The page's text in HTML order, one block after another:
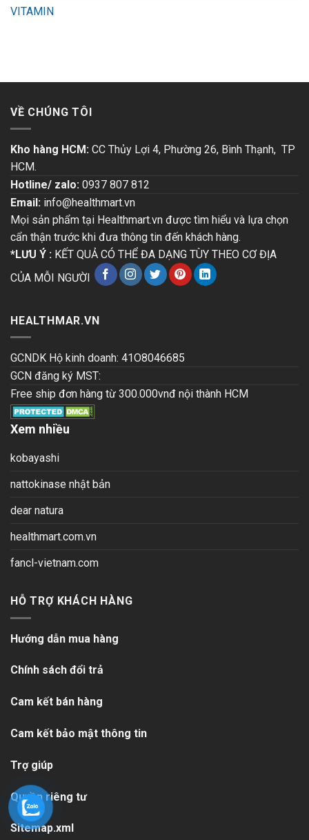
VITAMIN
VỀ CHÚNG TÔI
Kho hàng HCM: CC Thủy Lợi 4, Phường 26, Bình Thạnh, TP
HCM.
Hotline/ zalo: 0937 807 812
Email: info@healthmart.vn
Mọi sản phẩm tại Healthmart.vn được tìm hiểu và lựa chọn
cẩn thận trước khi đưa thông tin đến khách hàng.
*LƯU Ý : KẾT QUẢ CÓ THỂ ĐA DẠNG TÙY THEO CƠ ĐỊA
CỦA MỖI NGƯỜI
HEALTHMAR.VN
GCNDK Hộ kinh doanh: 41O8046685
GCN đăng ký MST:
Free ship đơn hàng từ 300.000vnđ nội thành HCM
Xem nhiều
kobayashi
nattokinase nhật bản
dear natura
healthmart.com.vn
fancl-vietnam.com
HỖ TRỢ KHÁCH HÀNG
Hướng dẫn mua hàng
Chính sách đổi trả
Cam kết bán hàng
Cam kết bảo mật thông tin
Trợ giúp
Quyền riêng tư
Sitemap.xml